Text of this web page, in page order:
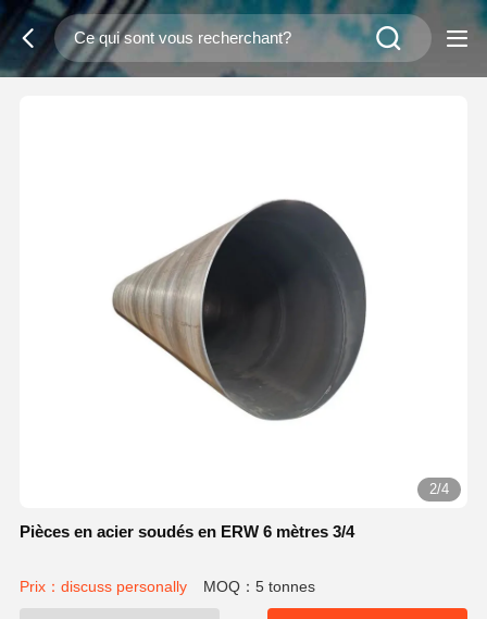
2/4
Pièces en acier soudés en ERW 6 mètres 3/4
Prix：discuss personally MOQ：5 tonnes